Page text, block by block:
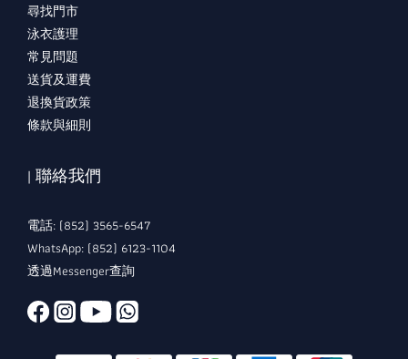
尋找門市
泳衣護理
常見問題
送貨及運費
退換貨政策
條款與細則
| 聯絡我們
電話: (852) 3565-6547
WhatsApp: (852) 6123-1104
透過Messenger查詢